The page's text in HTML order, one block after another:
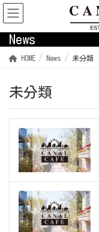
News
HOME News 未分類
未分類